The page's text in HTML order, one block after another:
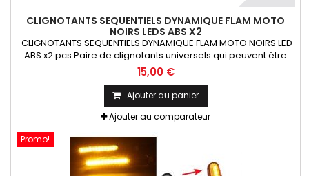
CLIGNOTANTS SEQUENTIELS DYNAMIQUE FLAM MOTO
NOIRS LEDS ABS X2
CLIGNOTANTS SEQUENTIELS DYNAMIQUE FLAM MOTO NOIRS LED
ABS x2 pcs Paire de clignotants universels qui peuvent être
adaptables sur toutes motos ou scooters
15,00 €
Ajouter au panier
Ajouter au comparateur
Promo!